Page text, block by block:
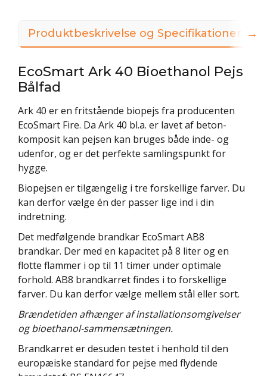
Produktbeskrivelse og Specifikationer
EcoSmart Ark 40 Bioethanol Pejs
Bålfad
Ark 40 er en fritstående biopejs fra producenten
EcoSmart Fire. Da Ark 40 bl.a. er lavet af beton-
komposit kan pejsen kan bruges både inde- og
udenfor, og er det perfekte samlingspunkt for
hygge.
Biopejsen er tilgængelig i tre forskellige farver. Du
kan derfor vælge én der passer lige ind i din
indretning.
Det medfølgende brandkar EcoSmart AB8
brandkar. Der med en kapacitet på 8 liter og en
flotte flammer i op til 11 timer under optimale
forhold. AB8 brandkarret findes i to forskellige
farver. Du kan derfor vælge mellem stål eller sort.
Brændetiden afhænger af installationsomgivelser
og bioethanol-sammensætningen.
Brandkarret er desuden testet i henhold til den
europæiske standard for pejse med flydende
→